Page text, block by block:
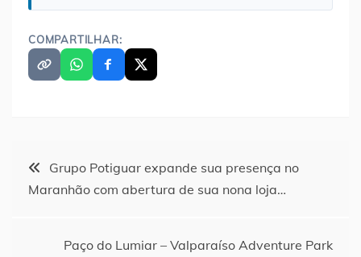
COMPARTILHAR:
Navegação
Grupo Potiguar expande sua presença no
Maranhão com abertura de sua nona loja…
Paço do Lumiar – Valparaíso Adventure Park